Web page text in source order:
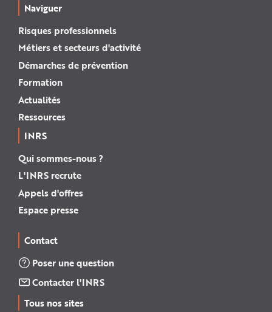
Naviguer
Risques professionnels
Métiers et secteurs d'activité
Démarches de prévention
Formation
Actualités
Ressources
INRS
Qui sommes-nous ?
L'INRS recrute
Appels d'offres
Espace presse
Contact
Poser une question
Contacter l'INRS
Tous nos sites